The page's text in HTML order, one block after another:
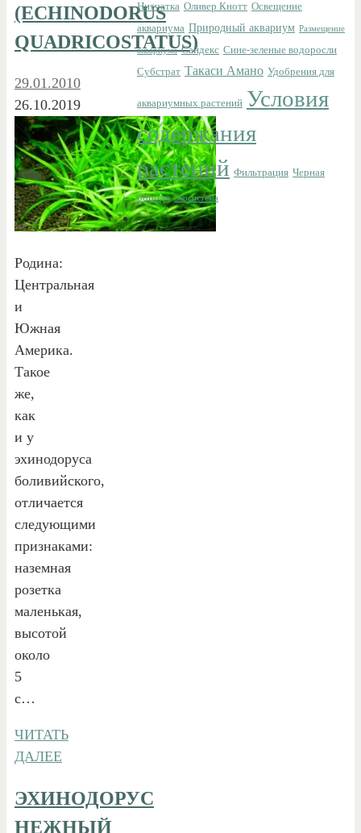
(ECHINODORUS
QUADRICOSTATUS)
29.01.2010
26.10.2019
Родина:
Центральная
и
Южная
Америка.
Такое
же,
как
и у
эхинодоруса
боливийского,
отличается
следующими
признаками:
наземная
розетка
маленькая,
высотой
около
5
с…
ЧИТАТЬ
ДАЛЕЕ
ЭХИНОДОРУС
НЕЖНЫЙ
Нитчатка Оливер Кнотт Освещение
аквариума Природный аквариум Размещение
аквариума Сайдекс Сине-зеленые водоросли
Субстрат Такаси Амано Удобрения для
аквариумных растений Условия
содержания
растений Фильтрация Черная
борода Экосистема